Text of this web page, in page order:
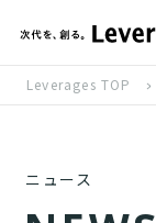
Leverages TOP
ニュース